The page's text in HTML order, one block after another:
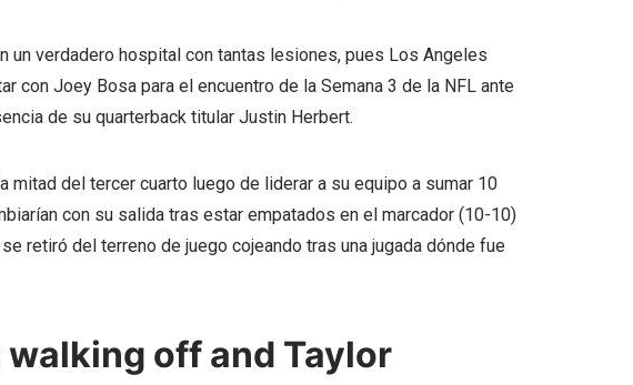
un verdadero hospital con tantas lesiones, pues Los Angeles
con Joey Bosa para el encuentro de la Semana 3 de la NFL ante
de su quarterback titular Justin Herbert.
mitad del tercer cuarto luego de liderar a su equipo a sumar 10
con su salida tras estar empatados en el marcador (10-10)
retiró del terreno de juego cojeando tras una jugada dónde fue
off and Taylor